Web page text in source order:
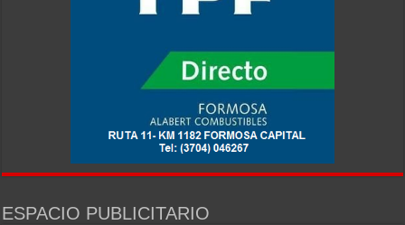
ESPACIO PUBLICITARIO